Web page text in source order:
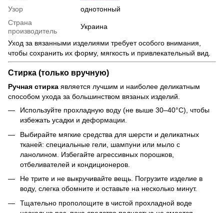
Узор
однотонный
Страна
производитель
Украина
Уход за вязанными изделиями требует особого внимания,
чтобы сохранить их форму, мягкость и привлекательный вид.
Стирка (только вручную)
Ручная стирка является лучшим и наиболее деликатным
способом ухода за большинством вязаных изделий.
Используйте прохладную воду (не выше 30–40°C), чтобы
избежать усадки и деформации.
Выбирайте мягкие средства для шерсти и деликатных
тканей: специальные гели, шампуни или мыло с
ланолином. Избегайте агрессивных порошков,
отбеливателей и кондиционеров.
Не трите и не выкручивайте вещь. Погрузите изделие в
воду, слегка обомните и оставьте на несколько минут.
Тщательно прополощите в чистой прохладной воде